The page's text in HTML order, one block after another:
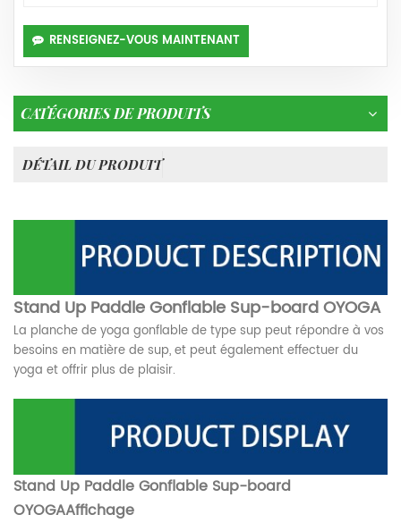
RENSEIGNEZ-VOUS MAINTENANT
CATÉGORIES DE PRODUITS
DÉTAIL DU PRODUIT
Stand Up Paddle Gonflable Sup-board OYOGA
La planche de yoga gonflable de type sup peut répondre à vos
besoins en matière de sup, et peut également effectuer du
yoga et offrir plus de plaisir.
Stand Up Paddle Gonflable Sup-board
OYOGAAffichage